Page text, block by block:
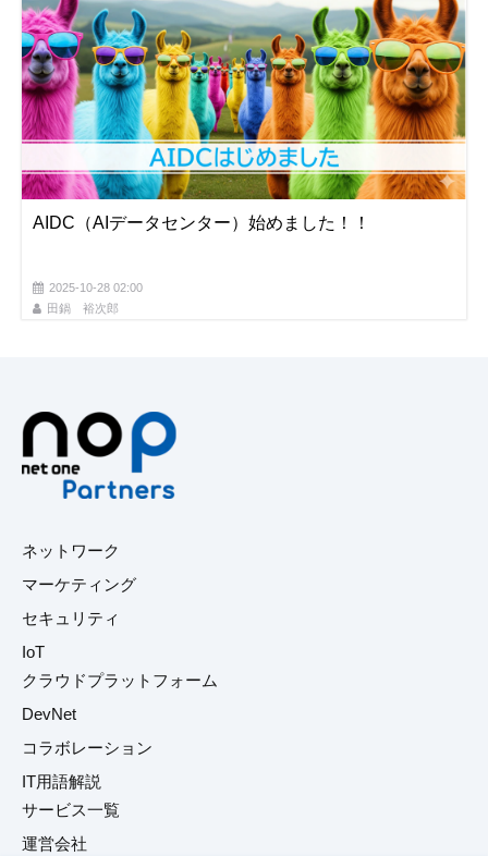
AIDC（AIデータセンター）始めました！！
2025-10-28 02:00
田鍋 裕次郎
ネットワーク
マーケティング
セキュリティ
IoT
クラウドプラットフォーム
DevNet
コラボレーション
IT用語解説
サービス一覧
運営会社